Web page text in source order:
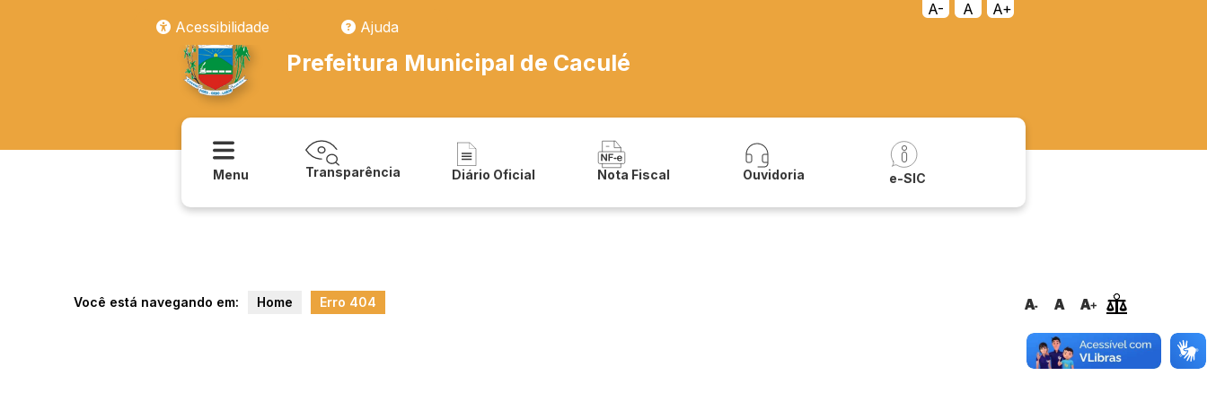
A- A
A+
Acessibilidade
Ajuda
Prefeitura Municipal de Caculé
Menu Transparência Diário Oficial Nota Fiscal Ouvidoria e-SIC
Você está navegando em: Home Erro 404